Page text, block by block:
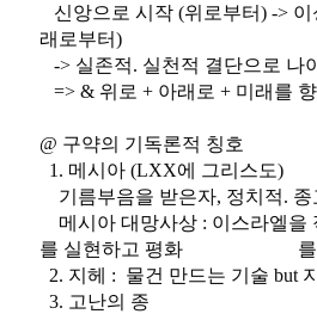
신앙으로 시작 (위로부터) ->
래로부터)
-> 실존적. 실천적 결단으로 나
=> & 위로 + 아래로 + 미래를
@ 구약의 기독론적 칭호
1. 메시아 (LXX에 그리스도)
기름부음을 받은자, 정치적.
메시아 대망사상 : 이스라엘을
를 실현하고 평화 를 가
2. 지헤 : 물건 만드는 기술 but
3. 고난의 종